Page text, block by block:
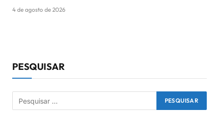
4 de agosto de 2026
PESQUISAR